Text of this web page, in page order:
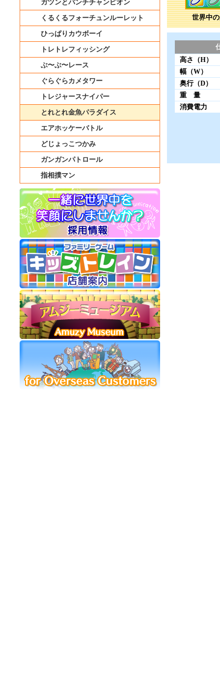
世界中
高さ（H）
幅（W）
奥行（D）
重 量
消費電力
ガツンとパンチチャンピオン
くるくるフォーチュンルーレット
ひっぱりカウボーイ
トレトレフィッシング
ぶ〜ぶ〜レース
ぐらぐらカメタワー
トレジャースナイパー
とれとれ金魚パラダイス
エアホッケーバトル
どじょっこつかみ
ガンガンパトロール
指相撲マン